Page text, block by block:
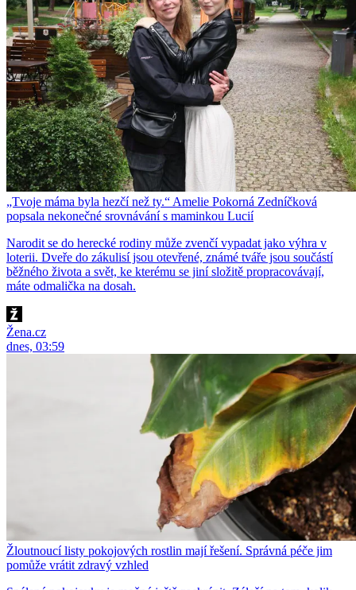
„Tvoje máma byla hezčí než ty.“ Amelie Pokorná Zedníčková
popsala nekonečné srovnávání s maminkou Lucií
Narodit se do herecké rodiny může zvenčí vypadat jako výhra v
loterii. Dveře do zákulisí jsou otevřené, známé tváře jsou součástí
běžného života a svět, ke kterému se jiní složitě propracovávají,
máte odmalička na dosah.
Žena.cz
dnes, 03:59
Žloutnoucí listy pokojových rostlin mají řešení. Správná péče jim
pomůže vrátit zdravý vzhled